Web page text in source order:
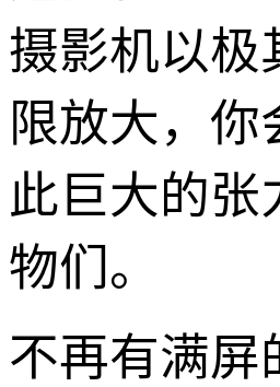
摄影机以极
限放大，
此巨大的
物们。
不再有满屏